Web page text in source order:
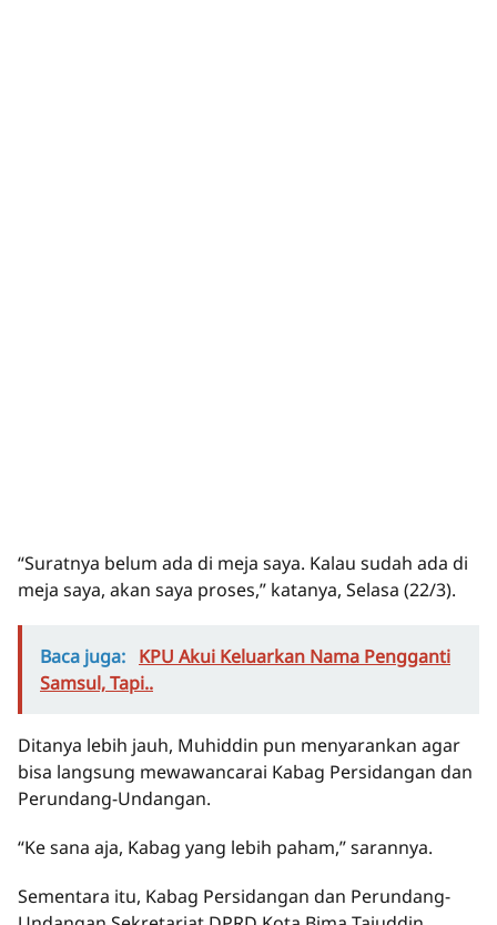
“Suratnya belum ada di meja saya. Kalau sudah ada di
meja saya, akan saya proses,” katanya, Selasa (22/3).
Baca juga: KPU Akui Keluarkan Nama Pengganti
Samsul, Tapi..
Ditanya lebih jauh, Muhiddin pun menyarankan agar
bisa langsung mewawancarai Kabag Persidangan dan
Perundang-Undangan.
“Ke sana aja, Kabag yang lebih paham,” sarannya.
Sementara itu, Kabag Persidangan dan Perundang-